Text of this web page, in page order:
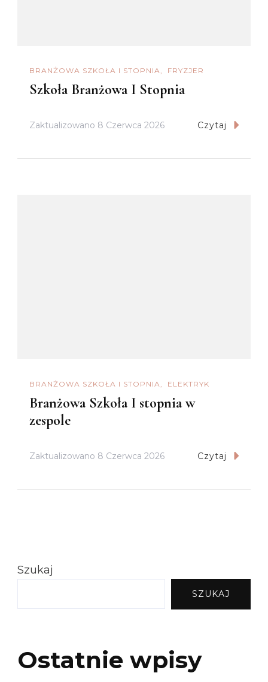
BRANŻOWA SZKOŁA I STOPNIA FRYZJER
Szkoła Branżowa I Stopnia
Zaktualizowano 8 Czerwca 2026 Czytaj
BRANŻOWA SZKOŁA I STOPNIA ELEKTRYK
Branżowa Szkoła I stopnia w
zespole
Zaktualizowano 8 Czerwca 2026 Czytaj
Szukaj
SZUKAJ
Ostatnie wpisy